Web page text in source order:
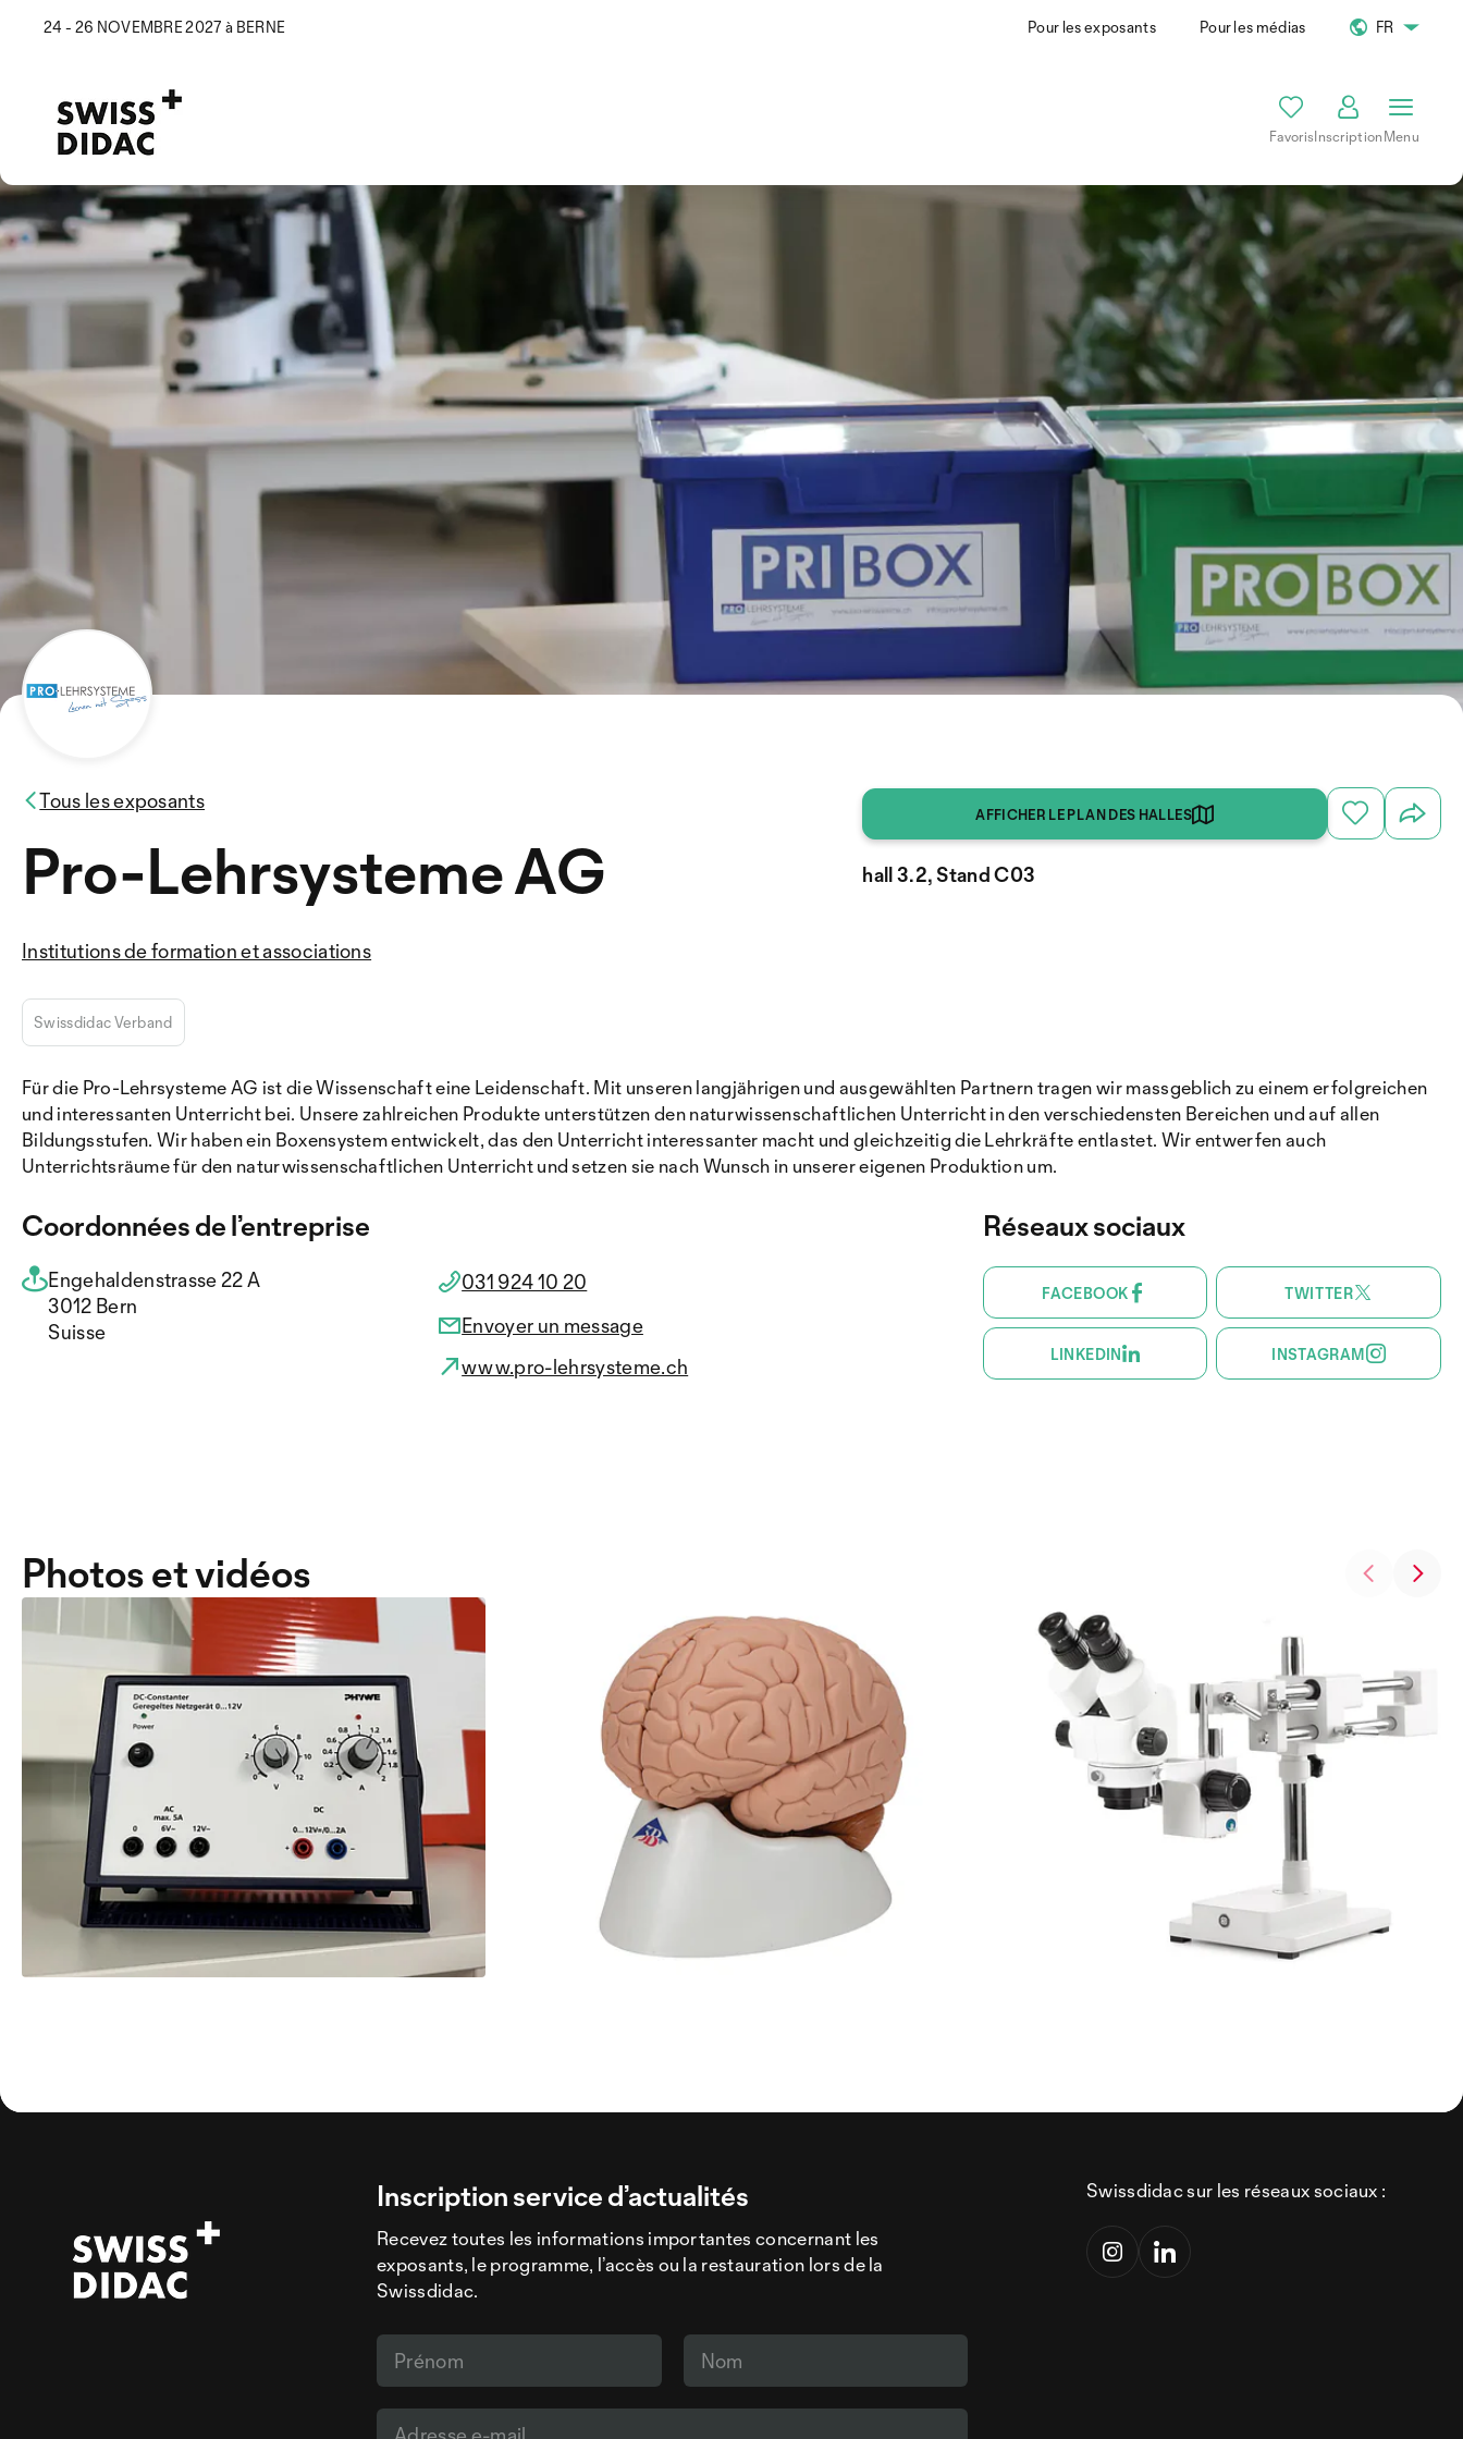
24 - 26 NOVEMBRE 2027 à BERNE Pour les exposants Pour les médias FR
FavorisInscriptionMenu
Tous les exposants
Pro-Lehrsysteme AG
Institutions de formation et associations
Swissdidac Verband
AFFICHER LE PLAN DES HALLES
hall 3.2, Stand C03
Für die Pro-Lehrsysteme AG ist die Wissenschaft eine Leidenschaft. Mit unseren langjährigen und ausgewählten Partnern tragen wir massgeblich zu einem erfolgreichen
und interessanten Unterricht bei. Unsere zahlreichen Produkte unterstützen den naturwissenschaftlichen Unterricht in den verschiedensten Bereichen und auf allen
Bildungsstufen. Wir haben ein Boxensystem entwickelt, das den Unterricht interessanter macht und gleichzeitig die Lehrkräfte entlastet. Wir entwerfen auch
Unterrichtsräume für den naturwissenschaftlichen Unterricht und setzen sie nach Wunsch in unserer eigenen Produktion um.
Coordonnées de l’entreprise
Engehaldenstrasse 22 A
3012 Bern
Suisse
031 924 10 20
Envoyer un message
www.pro-lehrsysteme.ch
Réseaux sociaux
FACEBOOK TWITTER
LINKEDIN INSTAGRAM
Photos et vidéos
Inscription service d’actualités
Recevez toutes les informations importantes concernant les
exposants, le programme, l’accès ou la restauration lors de la
Swissdidac.
Swissdidac sur les réseaux sociaux :